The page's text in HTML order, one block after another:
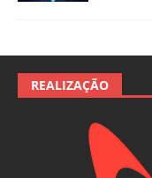
REALIZAÇÃO